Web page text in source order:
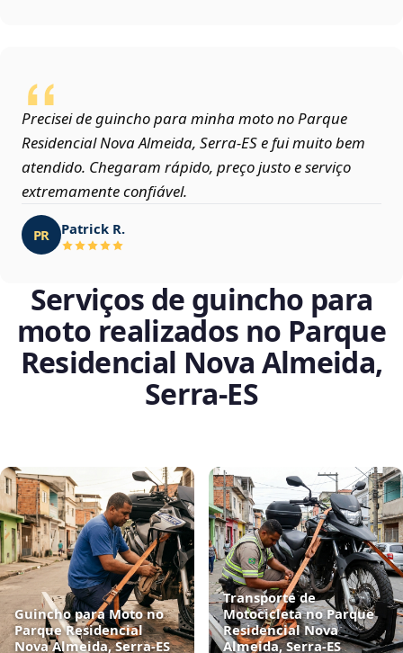
Precisei de guincho para minha moto no Parque
Residencial Nova Almeida, Serra‑ES e fui muito bem
atendido. Chegaram rápido, preço justo e serviço
extremamente confiável.
PR Patrick R.
Serviços de guincho para
moto realizados no Parque
Residencial Nova Almeida,
Serra‑ES
Guincho para Moto no
Parque Residencial
Nova Almeida, Serra‑ES
Transporte de
Motocicleta no Parque
Residencial Nova
Almeida, Serra‑ES